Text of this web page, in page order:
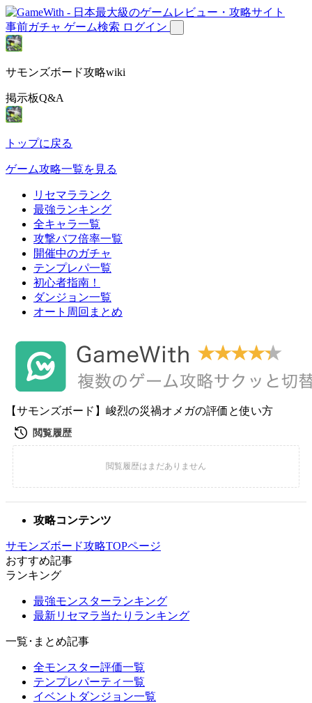
事前ガチャ ゲーム検索 ログイン
サモンズボード攻略wiki
掲示板Q&A
トップに戻る
ゲーム攻略一覧を見る
リセマラランク
最強ランキング
全キャラ一覧
攻撃バフ倍率一覧
開催中のガチャ
テンプレパ一覧
初心者指南！
ダンジョン一覧
オート周回まとめ
【サモンズボード】峻烈の災禍オメガの評価と使い方
攻略コンテンツ
サモンズボード攻略TOPページ
おすすめ記事
ランキング
最強モンスターランキング
最新リセマラ当たりランキング
一覧･まとめ記事
全モンスター評価一覧
テンプレパーティ一覧
イベントダンジョン一覧